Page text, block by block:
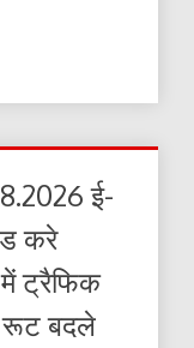
ई-
करे
ट्रैफिक
रूट बदले